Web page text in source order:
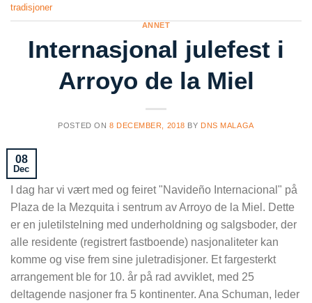
tradisjoner
ANNET
Internasjonal julefest i
Arroyo de la Miel
POSTED ON 8 DECEMBER, 2018 BY DNS MALAGA
08
Dec
I dag har vi vært med og feiret "Navideño Internacional" på
Plaza de la Mezquita i sentrum av Arroyo de la Miel. Dette
er en juletilstelning med underholdning og salgsboder, der
alle residente (registrert fastboende) nasjonaliteter kan
komme og vise frem sine juletradisjoner. Et fargesterkt
arrangement ble for 10. år på rad avviklet, med 25
deltagende nasjoner fra 5 kontinenter. Ana Schuman, leder